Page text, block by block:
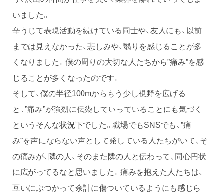
いました。
辛うじて表現活動を続けている同士や、友人にも、以前
までは見えなかった、悲しみや、翳りを感じることが多
くなりました。僕の周りの大切な人たちから”痛み”を感
じることが多くなったのです。
そして、僕の半径100mからもう少し視野を広げる
と、”痛み”が強烈に伝染していっていることにも気づく
というそんな状況下でした。職場でもSNSでも、”痛
み”を声にならない声として発している人たちがいて、そ
の痛みが、隣の人、そのまた隣の人と伝わって、同心円状
に広がってるなと思いました。痛みを抱えた人たちは、
互いにぶつかって余計に傷ついているようにも感じら